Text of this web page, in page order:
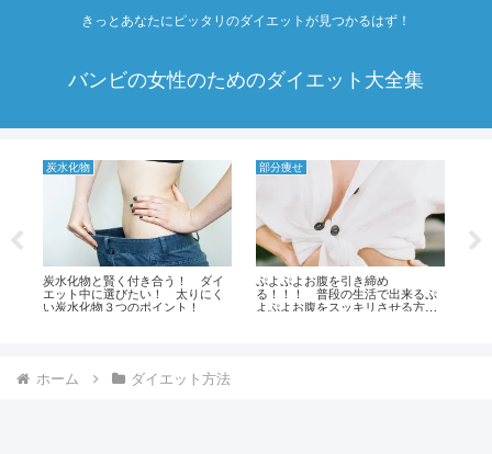
きっとあなたにピッタリのダイエットが見つかるはず！
バンビの女性のためのダイエット大全集
炭水化物
炭水化物と賢く付き合う！ ダイ
エット中に選びたい！ 太りにく
い炭水化物３つのポイント！
部分痩せ
ぷよぷよお腹を引き締め
る！！！ 普段の生活で出来るぷ
よぷよお腹をスッキリさせる方
ホーム ダイエット方法